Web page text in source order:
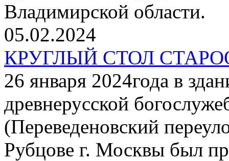
Владимирской области.
05.02.2024
КРУГЛЫЙ СТОЛ
26 января 2024года в
древнерусской
(Переведеновский
Рубцове г. Москвы был